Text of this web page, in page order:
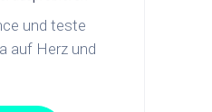
und teste
auf Herz und